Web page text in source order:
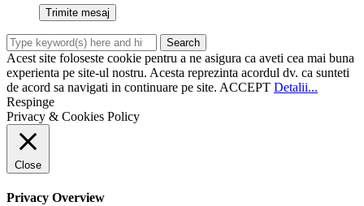
Acest site foloseste cookie pentru a ne asigura ca aveti cea mai buna
experienta pe site-ul nostru. Acesta reprezinta acordul dv. ca sunteti
de acord sa navigati in continuare pe site. ACCEPT Detalii...
Respinge
Privacy & Cookies Policy
Close
Privacy Overview